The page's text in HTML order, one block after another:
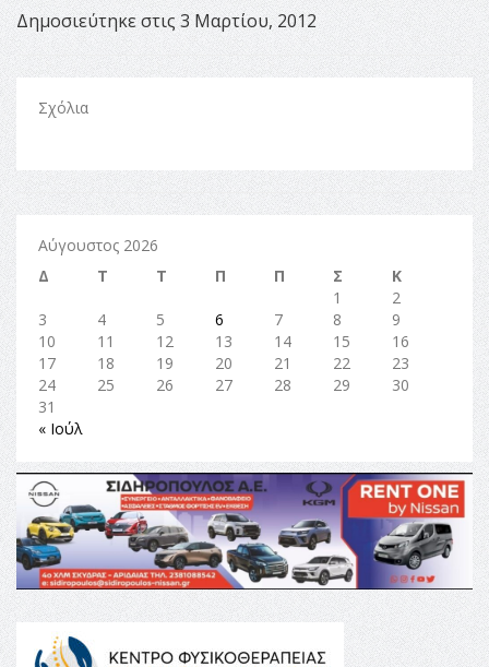
Δημοσιεύτηκε στις 3 Μαρτίου, 2012
Σχόλια
Αύγουστος 2026
Δ
Τ Τ Π Π Σ
Κ
1
2
3
4 5 6 7 8
9
10
11 12 13 14 15
16
17
18 19 20 21 22
23
24
25 26 27 28 29
30
31
« Ιούλ